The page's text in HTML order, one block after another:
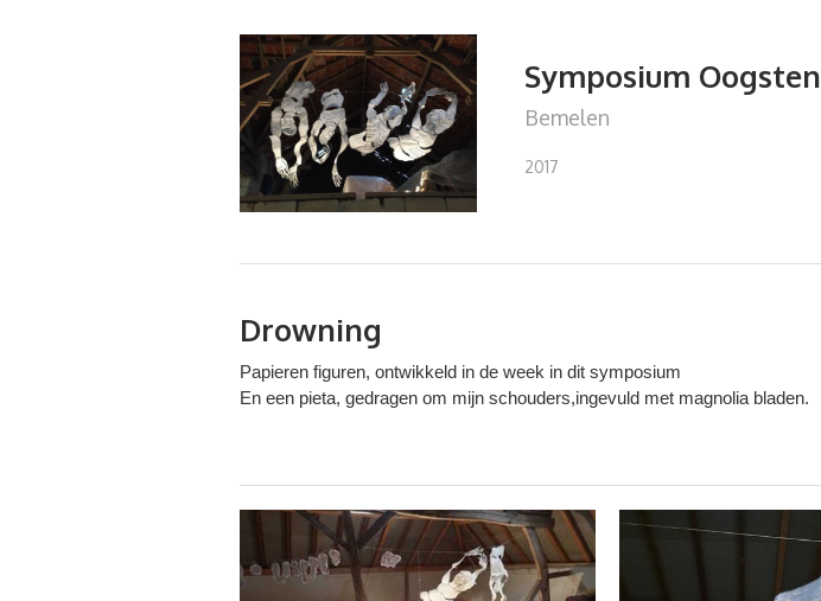
Symposium Oogsten
Bemelen
2017
Drowning
Papieren figuren, ontwikkeld in de week in dit symposium
En een pieta, gedragen om mijn schouders,ingevuld met magnolia bladen.